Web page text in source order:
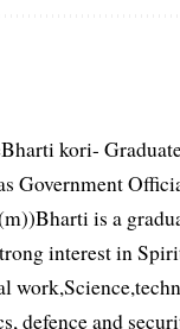
kori-
Government
is a
interest in
defence and